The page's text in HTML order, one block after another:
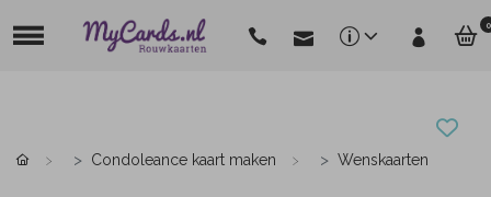
0
Condoleance kaart maken Wenskaarten